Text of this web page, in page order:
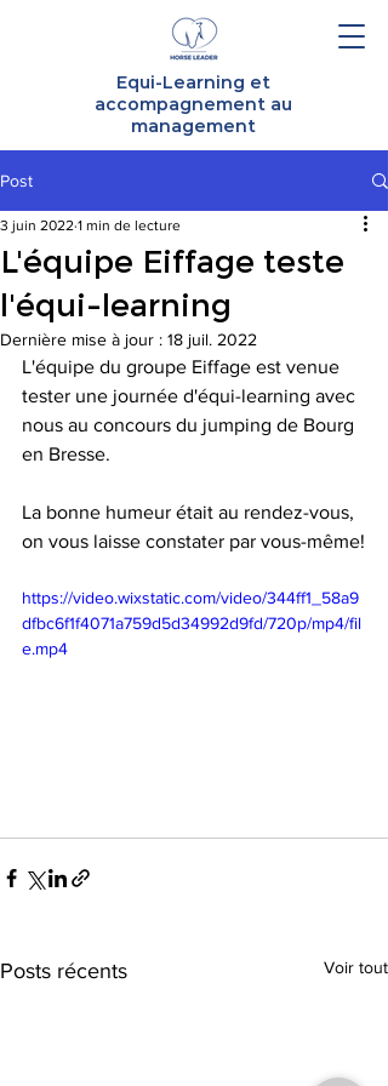
Equi-Learning et
accompagnement au
management
Post
L'équipe Eiffage teste
l'équi-learning
3 juin 2022 1 min de lecture
Dernière mise à jour : 18 juil. 2022
L'équipe du groupe Eiffage est venue
tester une journée d'équi-learning avec
nous au concours du jumping de Bourg
en Bresse.
La bonne humeur était au rendez-vous,
on vous laisse constater par vous-même!
https://video.wixstatic.com/video/344ff1_58a9
dfbc6f1f4071a759d5d34992d9fd/720p/mp4/fil
e.mp4
Posts récents Voir tout